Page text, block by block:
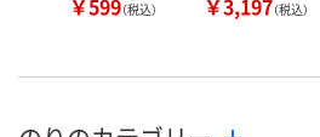
（税込） （税込）